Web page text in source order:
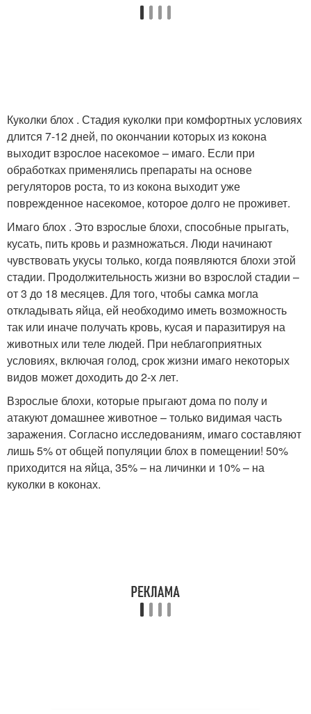
Куколки блох . Стадия куколки при комфортных условиях
длится 7-12 дней, по окончании которых из кокона
выходит взрослое насекомое – имаго. Если при
обработках применялись препараты на основе
регуляторов роста, то из кокона выходит уже
поврежденное насекомое, которое долго не проживет.
Имаго блох . Это взрослые блохи, способные прыгать,
кусать, пить кровь и размножаться. Люди начинают
чувствовать укусы только, когда появляются блохи этой
стадии. Продолжительность жизни во взрослой стадии –
от 3 до 18 месяцев. Для того, чтобы самка могла
откладывать яйца, ей необходимо иметь возможность
так или иначе получать кровь, кусая и паразитируя на
животных или теле людей. При неблагоприятных
условиях, включая голод, срок жизни имаго некоторых
видов может доходить до 2-х лет.
Взрослые блохи, которые прыгают дома по полу и
атакуют домашнее животное – только видимая часть
заражения. Согласно исследованиям, имаго составляют
лишь 5% от общей популяции блох в помещении! 50%
приходится на яйца, 35% – на личинки и 10% – на
куколки в коконах.